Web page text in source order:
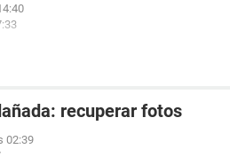
recuperar fotos
02:39